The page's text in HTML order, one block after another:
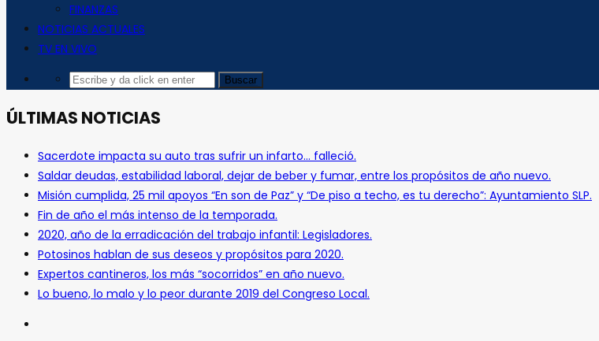
FINANZAS
NOTICIAS ACTUALES
TV EN VIVO
ÚLTIMAS NOTICIAS
Sacerdote impacta su auto tras sufrir un infarto… falleció.
Saldar deudas, estabilidad laboral, dejar de beber y fumar, entre los propósitos de año nuevo.
Misión cumplida, 25 mil apoyos “En son de Paz” y “De piso a techo, es tu derecho”: Ayuntamiento SLP.
Fin de año el más intenso de la temporada.
2020, año de la erradicación del trabajo infantil: Legisladores.
Potosinos hablan de sus deseos y propósitos para 2020.
Expertos cantineros, los más “socorridos” en año nuevo.
Lo bueno, lo malo y lo peor durante 2019 del Congreso Local.